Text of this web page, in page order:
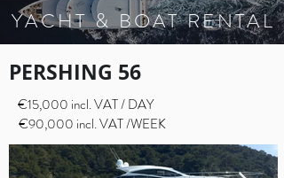
YACHT & BOAT RENTAL
PERSHING 56
€15,000 incl. VAT / DAY
€90,000 incl. VAT /WEEK